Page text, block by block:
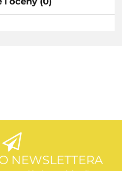
AEGNEWSLETTERA